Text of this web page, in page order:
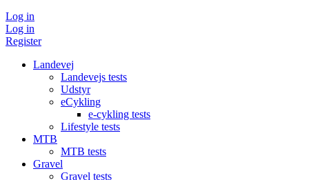
Log in
Log in
Register
Landevej
Landevejs tests
Udstyr
eCykling
e-cykling tests
Lifestyle tests
MTB
MTB tests
Gravel
Gravel tests